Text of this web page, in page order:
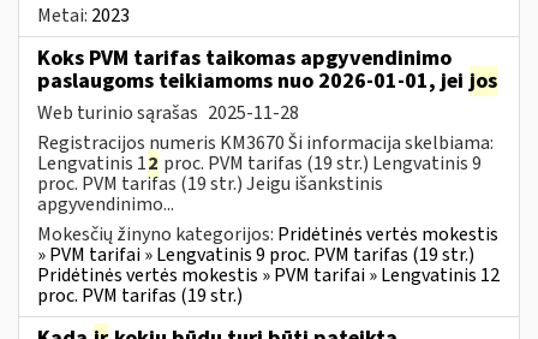
Metai: 2023
Koks PVM tarifas taikomas apgyvendinimo
paslaugoms teikiamoms nuo 2026-01-01, jei jos
Web turinio sąrašas 2025-11-28
Registracijos numeris KM3670 Ši informacija skelbiama:
Lengvatinis 12 proc. PVM tarifas (19 str.) Lengvatinis 9
proc. PVM tarifas (19 str.) Jeigu išankstinis
apgyvendinimo...
Mokesčių žinyno kategorijos: Pridėtinės vertės mokestis
» PVM tarifai » Lengvatinis 9 proc. PVM tarifas (19 str.)
Pridėtinės vertės mokestis » PVM tarifai » Lengvatinis 12
proc. PVM tarifas (19 str.)